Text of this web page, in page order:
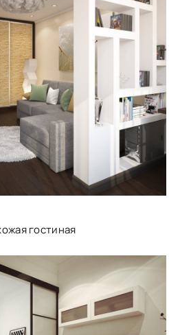
гостиная